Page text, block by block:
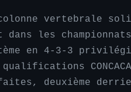
vertebrale
les championnats
en 4-3-3
deuxième